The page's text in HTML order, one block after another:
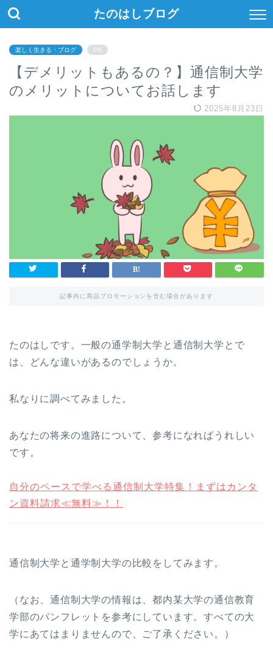
たのはしブログ
楽しく生きる・ブログ PR
【デメリットもあるの？】通信制大学
のメリットについてお話します
2025年8月23日
記事内に商品プロモーションを含む場合があります
たのはしです。一般の通学制大学と通信制大学とで
は、どんな違いがあるのでしょうか。
私なりに調べてみました。
あなたの将来の進路について、参考になればうれしい
です。
自分のペースで学べる通信制大学特集！まずはカンタ
ン資料請求≪無料≫！！
通信制大学と通学制大学の比較をしてみます。
（なお、通信制大学の情報は、都内某大学の通信教育
学部のパンフレットを参考にしています。すべての大
学にあてはまりませんので、ご了承ください。）